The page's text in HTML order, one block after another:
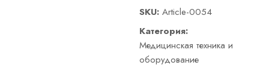
SKU: Article-0054
Категория:
Медицинская техника и
оборудование